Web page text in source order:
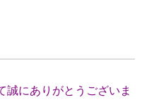
誠にありがとうございま